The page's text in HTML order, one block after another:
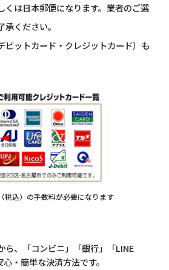
くは日本郵便になります。業者のご選
ください。
ビットカード・クレジットカード）も
込）の手数料が必要になります
ら、「コンビニ」「銀行」「LINE
・簡単な決済方法です。